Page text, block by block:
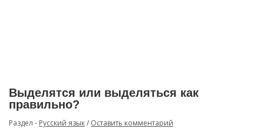
Выделятся или выделяться как
правильно?
Раздел - Русский язык/ Оставить комментарий